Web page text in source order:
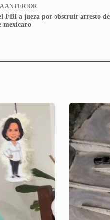
ANTERIOR
FBI a jueza por obstruir arresto de
mexicano